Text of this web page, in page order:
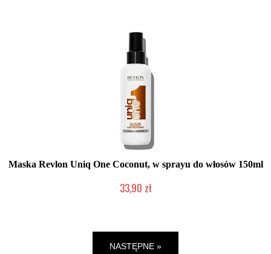
Maska Revlon Uniq One Coconut, w sprayu do włosów 150ml
33,90 zł
NASTĘPNE »